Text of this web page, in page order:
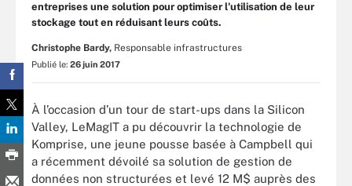
entreprises une solution pour optimiser l'utilisation de leur
stockage tout en réduisant leurs coûts.
Christophe Bardy, Responsable infrastructures
Publié le: 26 juin 2017
À l’occasion d’un tour de start-ups dans la Silicon
Valley, LeMagIT a pu découvrir la technologie de
Komprise, une jeune pousse basée à Campbell qui
a récemment dévoilé sa solution de gestion de
données non structurées et levé 12 M$ auprès des